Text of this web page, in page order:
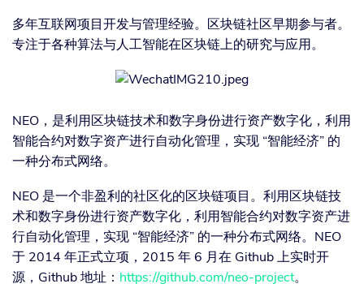
多年互联网项目开发与管理经验。区块链社区早期参与者。
专注于各种算法与人工智能在区块链上的研究与应用。
NEO，是利用区块链技术和数字身份进行资产数字化，利用
智能合约对数字资产进行自动化管理，实现 “智能经济” 的
一种分布式网络。
NEO 是一个非盈利的社区化的区块链项目。利用区块链技
术和数字身份进行资产数字化，利用智能合约对数字资产进
行自动化管理，实现 “智能经济” 的一种分布式网络。NEO
于 2014 年正式立项，2015 年 6 月在 Github 上实时开
源，Github 地址： https://github.com/neo-project。